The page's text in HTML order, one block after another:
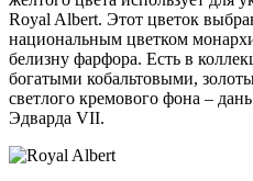
Royal Albert. Этот цветок
национальным цветком
белизну фарфора. Есть в
богатыми кобальтовыми,
светлого кремового фона –
Эдварда VII.